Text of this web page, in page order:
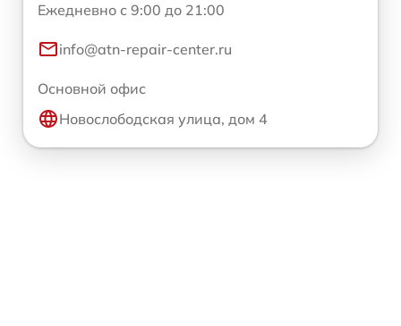
Ежедневно с 9:00 до 21:00
info@atn-repair-center.ru
Основной офис
Новослободская улица, дом 4